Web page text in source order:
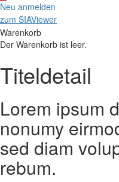
Neu anmelden
zum SIAViewer
Warenkorb
Der Warenkorb ist leer.
Titeldetail
Lorem ipsum
nonumy
sed diam
rebum.